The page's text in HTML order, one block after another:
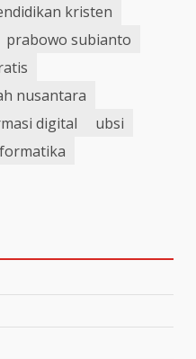
kristen
prabowo subianto
nusantara
digital
ubsi